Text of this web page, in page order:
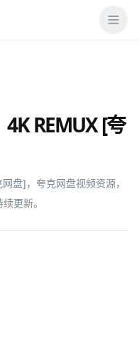
REMUX [夸
盘]，夸克网盘视频资源，
更新。